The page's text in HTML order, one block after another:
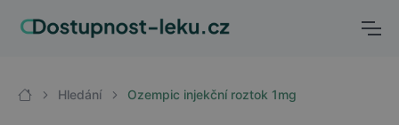
Hledání Ozempic injekční roztok 1mg